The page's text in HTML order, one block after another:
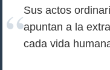
Sus actos
apuntan a la
cada vida